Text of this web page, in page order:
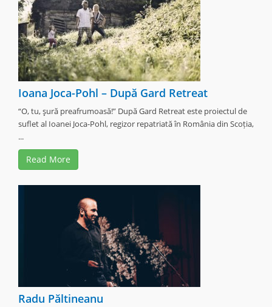
Ioana Joca-Pohl – După Gard Retreat
“O, tu, şură preafrumoasă!” După Gard Retreat este proiectul de
suflet al Ioanei Joca-Pohl, regizor repatriată în România din Scoția,
...
Read More
Radu Păltineanu